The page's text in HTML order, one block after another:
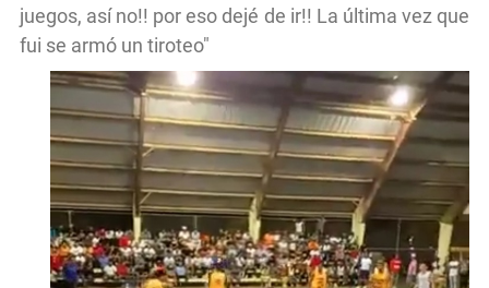
juegos, así no!! por eso dejé de ir!! La última vez que
fui se armó un tiroteo"